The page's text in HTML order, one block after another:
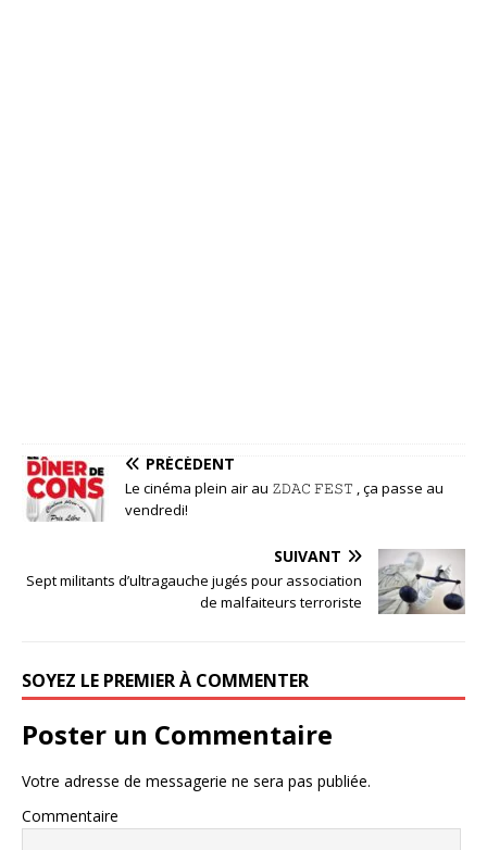
PRÉCÉDENT
Le cinéma plein air au 𝚉𝙳𝙰𝙲 𝙵𝙴𝚂𝚃 , ça passe au
vendredi!
SUIVANT
Sept militants d’ultragauche jugés pour association
de malfaiteurs terroriste
SOYEZ LE PREMIER À COMMENTER
Poster un Commentaire
Votre adresse de messagerie ne sera pas publiée.
Commentaire